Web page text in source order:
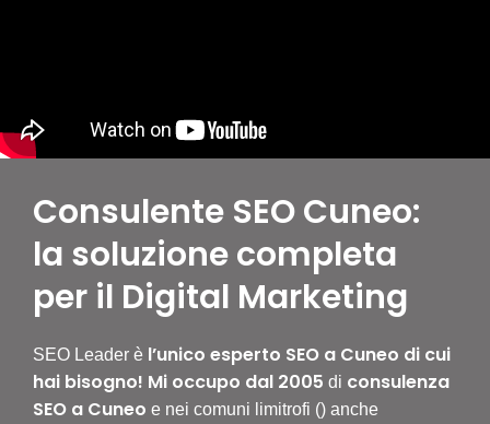
Consulente SEO Cuneo:
la soluzione completa
per il Digital Marketing
SEO Leader è l’unico esperto SEO a Cuneo di cui
hai bisogno! Mi occupo dal 2005 di consulenza
SEO a Cuneo e nei comuni limitrofi () anche